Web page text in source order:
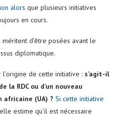
alors que plusieurs initiatives
en cours.
d’être posées avant le
diplomatique.
de cette initiative : s’agit-il
la RDC ou d’un nouveau
africaine (UA) ? Si cette initiative
estime qu’il est nécessaire